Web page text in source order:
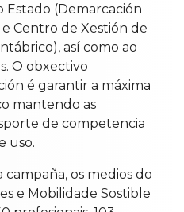
Estado (Demarcación
e Centro de Xestión de
así como ao
O obxectivo
é garantir a máxima
mantendo as
de competencia
uso.
os medios do
e Mobilidade Sostible